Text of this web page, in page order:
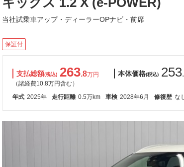
当社試乗車アップ・ディーラーOPナビ・前席
保証付
支払総額(税込) 263.8万円
（諸経費10.8万円含む）
本体価格(税込) 253
年式 2025年 走行距離 0.5万km 車検 2028年6月 修復歴 な